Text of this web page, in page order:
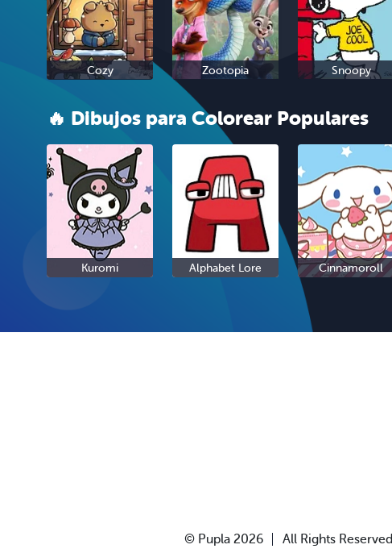
Cozy Zootopia Snoopy
🔥 Dibujos para Colorear Populares
Kuromi Alphabet Lore Cinnamoroll
© Pupla 2026 All Rights Reserved